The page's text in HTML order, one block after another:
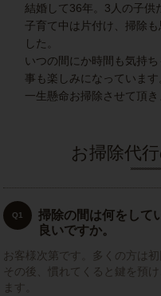
結婚して36年。3人の子供
子育て中は片付け、掃除
した。
いつの間にか時間も気持
事も楽しみになっています
一生懸命お掃除させて頂
お掃除代
Q1
掃除の間は何をして
良いですか。
お客様次第です。多くの方は
その後、慣れてくると鍵を預
ます。